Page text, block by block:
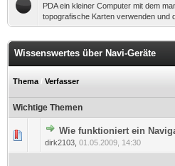
PDA ein kleiner Computer mit dem
topografische Karten verwenden und
Wissenswertes über Navi-Geräte
Thema / Verfasser
Wichtige Themen
Wie funktioniert ein
dirk2103 01.05.2009, 14:30
0 Bewertung(en) - 0 von 5
1234